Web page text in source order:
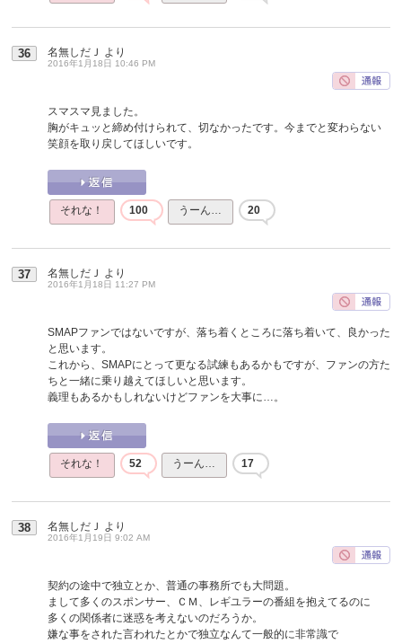
36 名無しだＪ より
2016年1月18日 10:46 PM
スマスマ見ました。
胸がキュッと締め付けられて、切なかったです。今までと変わらない
笑顔を取り戻してほしいです。
それな！ 100 うーん… 20
37 名無しだＪ より
2016年1月18日 11:27 PM
SMAPファンではないですが、落ち着くところに落ち着いて、良かった
と思います。
これから、SMAPにとって更なる試練もあるかもですが、ファンの方た
ちと一緒に乗り越えてほしいと思います。
義理もあるかもしれないけどファンを大事に…。
それな！ 52 うーん… 17
38 名無しだＪ より
2016年1月19日 9:02 AM
契約の途中で独立とか、普通の事務所でも大問題。
まして多くのスポンサー、ＣＭ、レギユラーの番組を抱えてるのに
多くの関係者に迷惑を考えないのだろうか。
嫌な事をされた言われたとかで独立なんて一般的に非常識で